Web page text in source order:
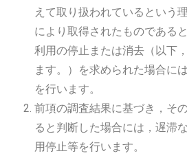
えて取り扱われているという
により取得されたものである
利用の停止または消去（以下
ます。）を求められた場合に
を行います。
前項の調査結果に基づき，そ
ると判断した場合には，遅滞
用停止等を行います。